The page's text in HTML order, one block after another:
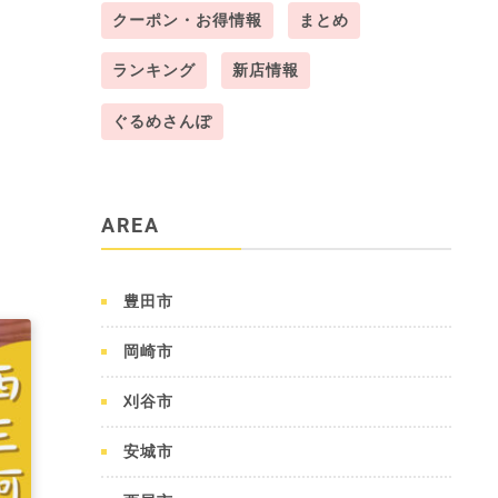
クーポン・お得情報 まとめ
ランキング 新店情報
ぐるめさんぽ
AREA
豊田市
岡崎市
刈谷市
安城市